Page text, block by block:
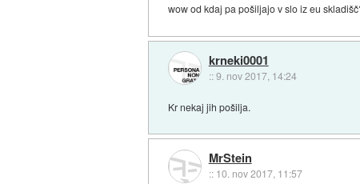
wow od kdaj pa pošiljajo v slo iz eu
krneki0001
::9. nov 2017, 14:24
Kr nekaj jih pošilja.
MrStein
:: 10. nov 2017, 11:57